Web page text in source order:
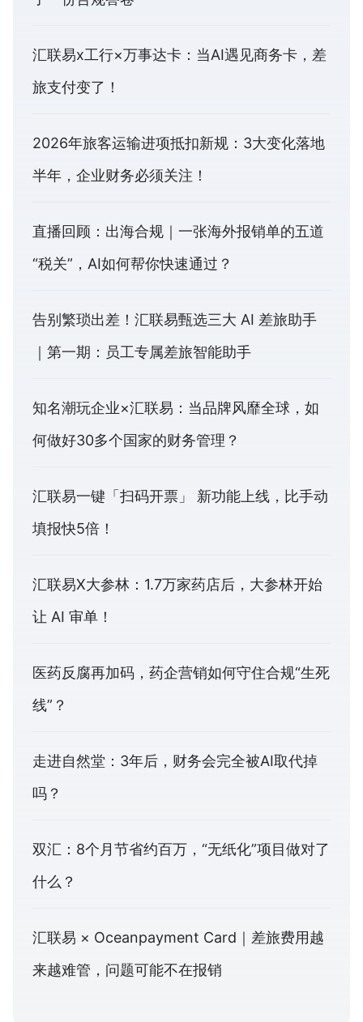
汇联易x工行×万事达卡：当AI遇见商务卡，差
旅支付变了！
2026年旅客运输进项抵扣新规：3大变化落地
半年，企业财务必须关注！
直播回顾：出海合规｜一张海外报销单的五道
“税关”，AI如何帮你快速通过？
告别繁琐出差！汇联易甄选三大 AI 差旅助手
｜第一期：员工专属差旅智能助手
知名潮玩企业×汇联易：当品牌风靡全球，如
何做好30多个国家的财务管理？
汇联易一键「扫码开票」 新功能上线，比手动
填报快5倍！
汇联易X大参林：1.7万家药店后，大参林开始
让 AI 审单！
医药反腐再加码，药企营销如何守住合规“生死
线”？
走进自然堂：3年后，财务会完全被AI取代掉
吗？
双汇：8个月节省约百万，“无纸化”项目做对了
什么？
汇联易 × Oceanpayment Card｜差旅费用越
来越难管，问题可能不在报销